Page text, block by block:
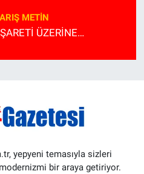
METİN
ÜZERİNE…
yepyeni temasıyla sizleri
bir araya getiriyor.